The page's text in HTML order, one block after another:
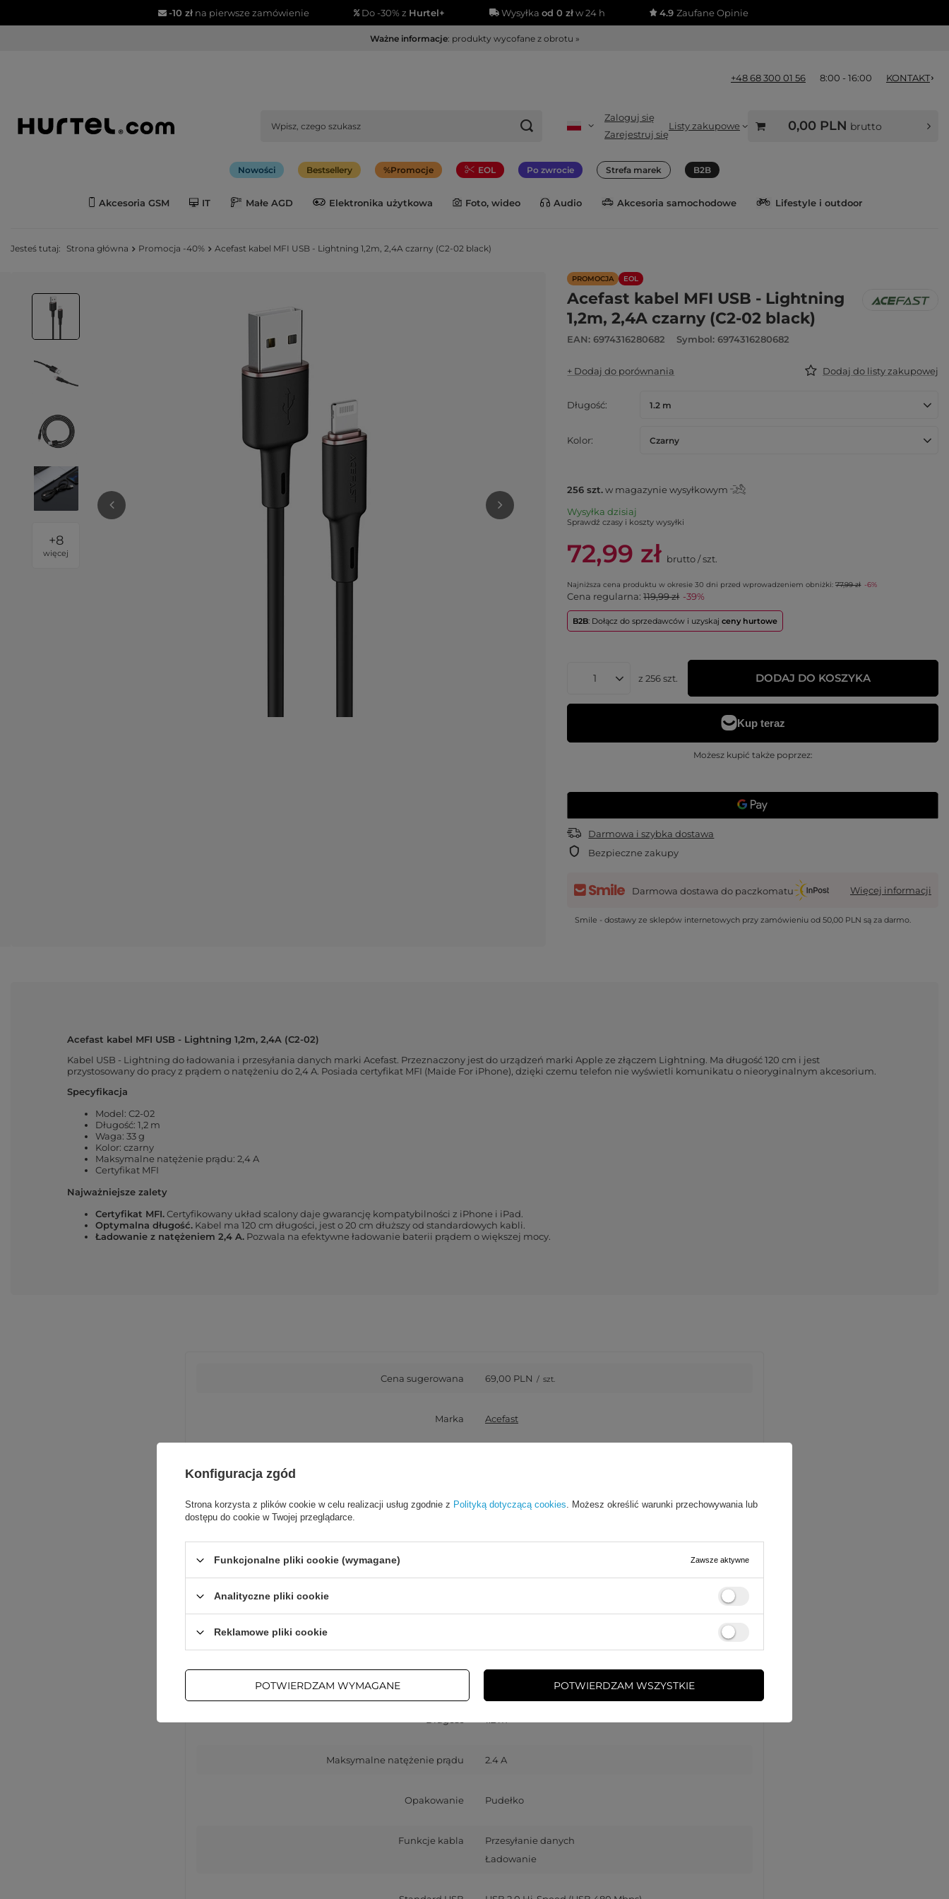
-10 złna pierwsze zamówienie Do -30% z Hurtel+ Wysyłka od 0 złw 24 h 4.9Zaufane Opinie
Ważne informacje: produkty wycofane z obrotu »
+48 68 300 01 56 8:00 - 16:00 KONTAKT
Zaloguj się
Zarejestruj się
Listy zakupowe 0,00 PLN brutto
Nowości Bestsellery Promocje EOL Po zwrocie Strefa marek B2B
Akcesoria GSM IT Małe AGD Elektronika użytkowa Foto, wideo Audio Akcesoria samochodowe Lifestyle i outdoor
Jesteś tutaj: Strona główna Promocja -40% Acefast kabel MFI USB - Lightning 1,2m, 2,4A czarny (C2-02 black)
+8
więcej
PROMOCJA EOL
Acefast kabel MFI USB - Lightning
1,2m, 2,4A czarny (C2-02 black)
EAN: 6974316280682 Symbol: 6974316280682
+ Dodaj do porównania Dodaj do listy zakupowej
Długość 1.2 m
Kolor Czarny
256 szt.w magazynie wysyłkowym
Wysyłkadzisiaj
Sprawdź czasy i koszty wysyłki
72,99 zł brutto/szt.
Najniższa cena produktu w okresie 30 dni przed wprowadzeniem obniżki:77,99 zł -6%
Cena regularna:119,99 zł -39%
B2B: Dołącz do sprzedawców i uzyskajceny hurtowe
z256szt. DODAJ DO KOSZYKA
Możesz kupić także poprzez:
Darmowa i szybka dostawa
Bezpieczne zakupy
Darmowa dostawa do paczkomatu Więcej informacji
Smile - dostawy ze sklepów internetowych przy zamówieniu od50,00 PLN są za darmo.
Acefast kabel MFI USB - Lightning 1,2m, 2,4A (C2-02)
Kabel USB - Lightning do ładowania i przesyłania danych marki Acefast. Przeznaczony jest do urządzeń marki Apple ze złączem Lightning. Ma długość 120 cm i jest
przystosowany do pracy z prądem o natężeniu do 2,4 A. Posiada certyfikat MFI (Maide For iPhone), dzięki czemu telefon nie wyświetli komunikatu o nieoryginalnym akcesorium.
Specyfikacja
Model: C2-02
Długość: 1,2 m
Waga: 33 g
Kolor: czarny
Maksymalne natężenie prądu: 2,4 A
Certyfikat MFI
Najważniejsze zalety
Certyfikat MFI.Certyfikowany układ scalony daje gwarancję kompatybilności z iPhone i iPad.
Optymalna długość. Kabel ma 120 cm długości, jest o 20 cm dłuższy od standardowych kabli.
Ładowanie z natężeniem 2,4 A. Pozwala na efektywne ładowanie baterii prądem o większej mocy.
Cena sugerowana 69,00 PLN / szt.
Marka Acefast
Symbol 6974316280682
Gwarancja Akcesoria GSM
Waga produktu z opakowaniem jednostkowym 64
Maksymalne natężenie prądu 2.4 A
Opakowanie Pudełko
Funkcje kabla
Przesyłanie danych
Ładowanie
Konfiguracja zgód
Strona korzysta z plików cookie w celu realizacji usług zgodnie z Polityką dotyczącą cookies. Możesz określić warunki przechowywania lub
dostępu do cookie w Twojej przeglądarce.
Funkcjonalne pliki cookie (wymagane) Zawsze aktywne
Analityczne pliki cookie
Reklamowe pliki cookie
POTWIERDZAM WYMAGANE POTWIERDZAM WSZYSTKIE